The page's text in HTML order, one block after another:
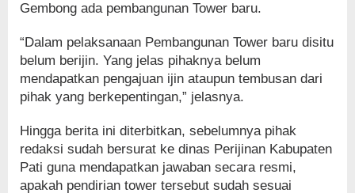
Gembong ada pembangunan Tower baru.
“Dalam pelaksanaan Pembangunan Tower baru disitu
belum berijin. Yang jelas pihaknya belum
mendapatkan pengajuan ijin ataupun tembusan dari
pihak yang berkepentingan,” jelasnya.
Hingga berita ini diterbitkan, sebelumnya pihak
redaksi sudah bersurat ke dinas Perijinan Kabupaten
Pati guna mendapatkan jawaban secara resmi,
apakah pendirian tower tersebut sudah sesuai